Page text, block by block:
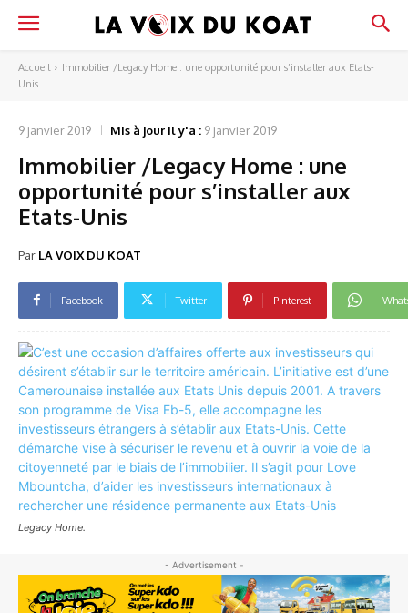
Accueil
Immobilier /Legacy Home : une opportunité pour s’installer aux Etats-
Unis
9 janvier 2019 Mis à jour il y'a : 9 janvier 2019
Immobilier /Legacy Home : une
opportunité pour s’installer aux
Etats-Unis
Par LA VOIX DU KOAT
Facebook Twitter Pinterest
Legacy Home.
- Advertisement -